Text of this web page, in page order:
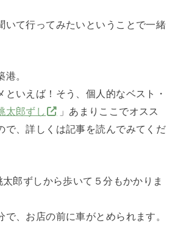
いて行ってみたいということで一緒
。
といえば！そう、個人的なベスト・
太郎ずし
」あまりここでオスス
で、詳しくは記事を読んでみてくだ
郎ずしから歩いて５分もかかりま
で、お店の前に車がとめられます。